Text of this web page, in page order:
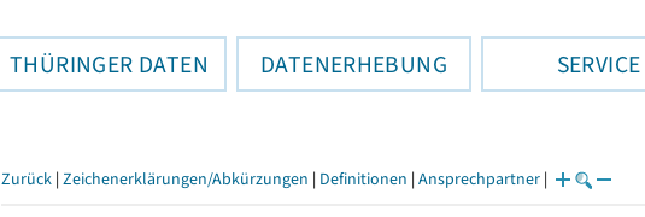
THÜRINGER DATEN DATENERHEBUNG SERVICE
Zurück | Zeichenerklärungen/Abkürzungen | Definitionen | Ansprechpartner |